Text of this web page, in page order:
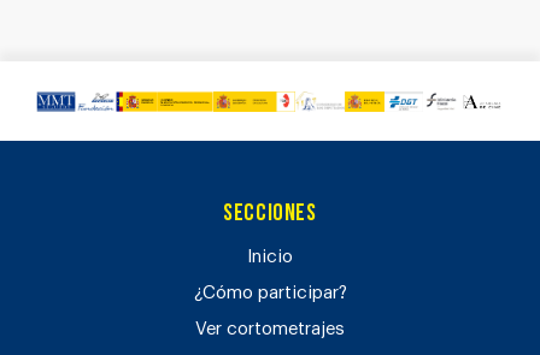
Secciones
Inicio
¿Cómo participar?
Ver cortometrajes